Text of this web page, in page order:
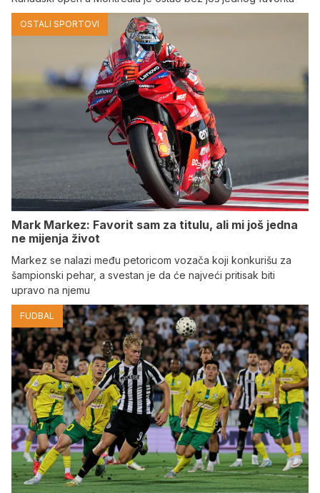
OSTALI SPORTOVI
Mark Markez: Favorit sam za titulu, ali mi još jedna
ne mijenja život
Markez se nalazi među petoricom vozača koji konkurišu za
šampionski pehar, a svestan je da će najveći pritisak biti
upravo na njemu
FUDBAL